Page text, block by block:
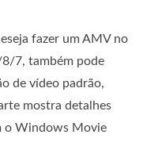
fazer um AMV no
7, também pode
de vídeo padrão,
mostra detalhes
o Windows Movie